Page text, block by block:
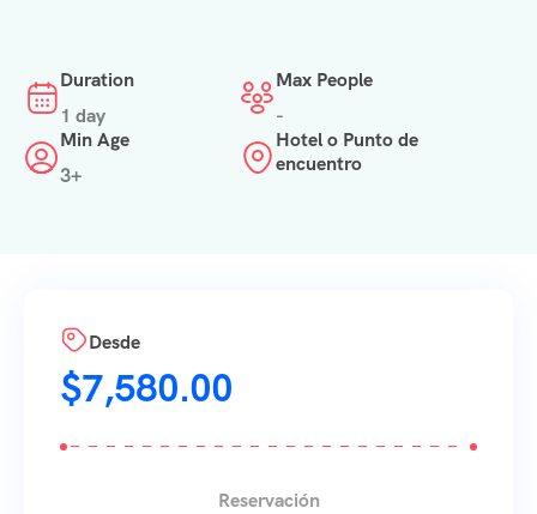
Duration
1 day
Max People
-
Min Age
3+
Hotel o Punto de
encuentro
Desde
$7,580.00
Reservación